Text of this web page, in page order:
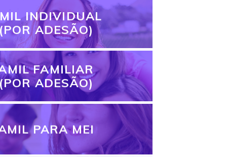
INDIVIDUAL
ADESÃO)
FAMILIAR
ADESÃO)
PARA MEI